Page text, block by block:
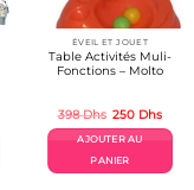
ÉVEIL ET JOUET
Table Activités Muli-
Fonctions – Molto
398Dhs Le
initial
était :
398 Dhs.
250 DhsLe
actuel
AJOUTER AU
PANIER